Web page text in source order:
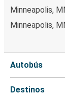
Minneapolis,
Minneapolis,
Autobús
Destinos